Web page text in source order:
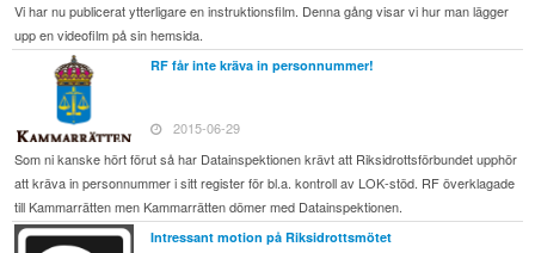
Vi har nu publicerat ytterligare en instruktionsfilm. Denna gång visar vi hur man lägger
upp en videofilm på sin hemsida.
RF får inte kräva in personnummer!
2015-06-29
Som ni kanske hört förut så har Datainspektionen krävt att Riksidrottsförbundet upphör
att kräva in personnummer i sitt register för bl.a. kontroll av LOK-stöd. RF överklagade
till Kammarrätten men Kammarrätten dömer med Datainspektionen.
Intressant motion på Riksidrottsmötet